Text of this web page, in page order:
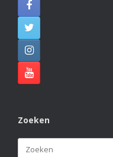
Zoeken
Zoeken
naar: